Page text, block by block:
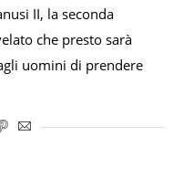
II, la seconda
che presto sarà
uomini di prendere